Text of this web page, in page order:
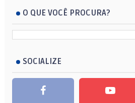
O QUE VOCÊ PROCURA?
SOCIALIZE